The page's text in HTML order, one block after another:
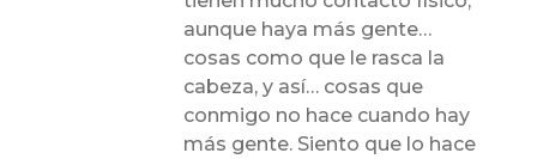
aunque haya más gente…
cosas como que le rasca la
cabeza, y así… cosas que
conmigo no hace cuando hay
más gente. Siento que lo hace